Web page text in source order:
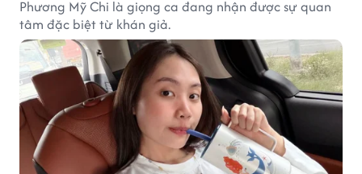
Phương Mỹ Chi là giọng ca đang nhận được sự quan
tâm đặc biệt từ khán giả.